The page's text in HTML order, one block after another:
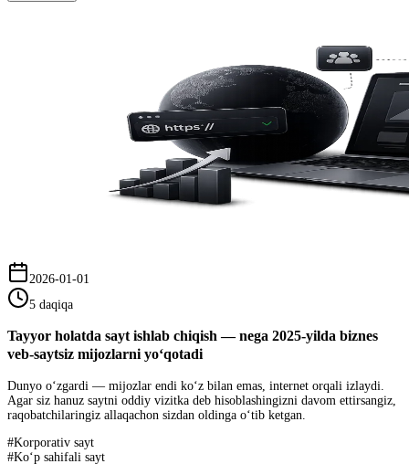
2026-01-01
5 daqiqa
Tayyor holatda sayt ishlab chiqish — nega 2025-yilda biznes
veb-saytsiz mijozlarni yo‘qotadi
Dunyo o‘zgardi — mijozlar endi ko‘z bilan emas, internet orqali izlaydi.
Agar siz hanuz saytni oddiy vizitka deb hisoblashingizni davom ettirsangiz,
raqobatchilaringiz allaqachon sizdan oldinga o‘tib ketgan.
#Korporativ sayt
#Ko‘p sahifali sayt